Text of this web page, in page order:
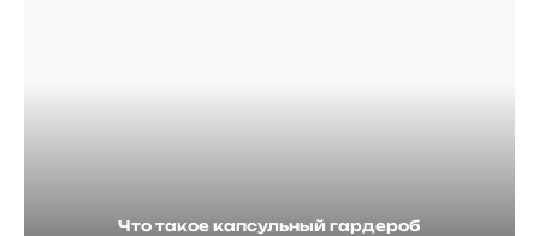
Что такое капсульный гардероб